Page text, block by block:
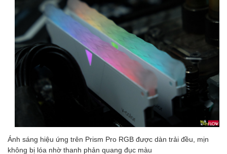
Ánh sáng hiệu ứng trên Prism Pro RGB được dàn trải đều, mịn
không bị lóa nhờ thanh phản quang đục màu